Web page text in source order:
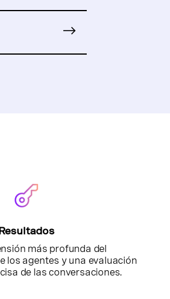
más profunda del
los agentes y una evaluación
de las conversaciones.